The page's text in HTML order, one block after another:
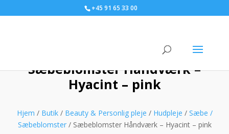
+45 91 65 33 00
Sæbeblomster Håndværk –
Hyacint – pink
Hjem / Butik/ Beauty & Personlig pleje / Hudpleje / Sæbe /
Sæbeblomster/ Sæbeblomster Håndværk – Hyacint – pink